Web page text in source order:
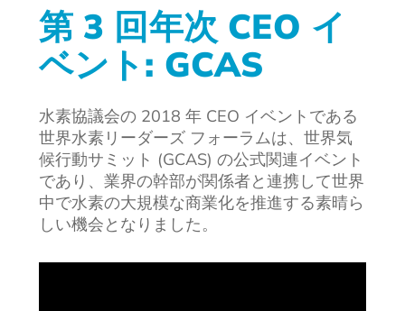
第 3 回年次 CEO イ
ベント: GCAS
水素協議会の 2018 年 CEO イベントである
世界水素リーダーズ フォーラムは、世界気
候行動サミット (GCAS) の公式関連イベント
であり、業界の幹部が関係者と連携して世界
中で水素の大規模な商業化を推進する素晴ら
しい機会となりました。